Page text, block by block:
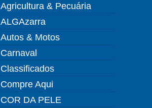
Agricultura & Pecuária
ALGAzarra
Autos & Motos
Carnaval
Classificados
Compre Aqui
COR DA PELE